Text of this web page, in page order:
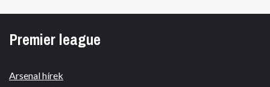
Premier league
Arsenal hírek